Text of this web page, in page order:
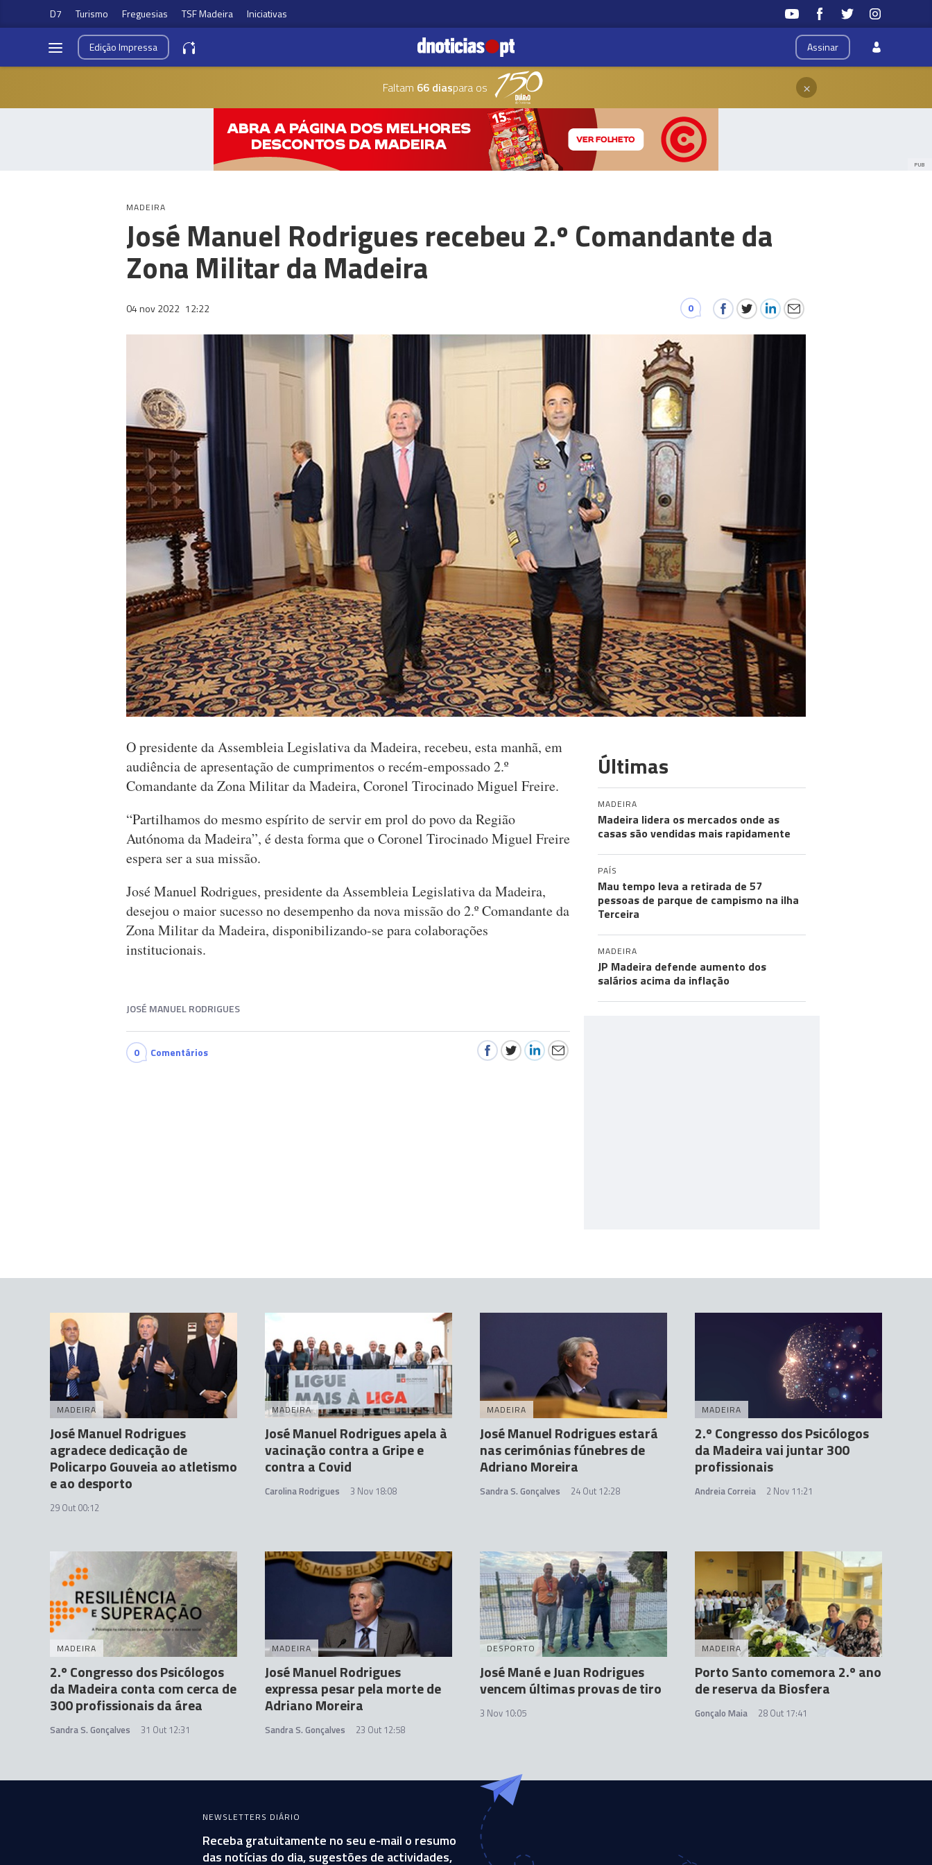
D7 Turismo Freguesias TSF Madeira Iniciativas
Assinar
EdiçãoImpressa
Faltam 66 diaspara os ×
PUB
MADEIRA
José Manuel Rodrigues recebeu 2.º Comandante da
Zona Militar da Madeira
04 nov 2022 12:22 0
O presidente da Assembleia Legislativa da Madeira, recebeu, esta manhã, em
audiência de apresentação de cumprimentos o recém-empossado 2.º
Comandante da Zona Militar da Madeira, Coronel Tirocinado Miguel Freire.
“Partilhamos do mesmo espírito de servir em prol do povo da Região
Autónoma da Madeira”, é desta forma que o Coronel Tirocinado Miguel Freire
espera ser a sua missão.
José Manuel Rodrigues, presidente da Assembleia Legislativa da Madeira,
desejou o maior sucesso no desempenho da nova missão do 2.º Comandante da
Zona Militar da Madeira, disponibilizando-se para colaborações
institucionais.
JOSÉ MANUEL RODRIGUES
0 Comentários
Últimas
MADEIRA
Madeira lidera os mercados onde as
casas são vendidas mais rapidamente
PAÍS
Mau tempo leva a retirada de 57
pessoas de parque de campismo na ilha
Terceira
MADEIRA
JP Madeira defende aumento dos
salários acima da inflação
MADEIRA
José Manuel Rodrigues
agradece dedicação de
Policarpo Gouveia ao atletismo
e ao desporto
29 Out 00:12
MADEIRA
José Manuel Rodrigues apela à
vacinação contra a Gripe e
contra a Covid
Carolina Rodrigues 3 Nov 18:08
MADEIRA
José Manuel Rodrigues estará
nas cerimónias fúnebres de
Adriano Moreira
Sandra S. Gonçalves 24 Out 12:28
MADEIRA
2.º Congresso dos Psicólogos
da Madeira vai juntar 300
profissionais
Andreia Correia 2 Nov 11:21
MADEIRA
2.º Congresso dos Psicólogos
da Madeira conta com cerca de
300 profissionais da área
Sandra S. Gonçalves 31 Out 12:31
MADEIRA
José Manuel Rodrigues
expressa pesar pela morte de
Adriano Moreira
Sandra S. Gonçalves 23 Out 12:58
DESPORTO
José Mané e Juan Rodrigues
vencem últimas provas de tiro
3 Nov 10:05
MADEIRA
Porto Santo comemora 2.º ano
de reserva da Biosfera
Gonçalo Maia 28 Out 17:41
NEWSLETTERS DIÁRIO
Receba gratuitamente no seu e-mail o resumo
das notícias do dia, sugestões de actividades,